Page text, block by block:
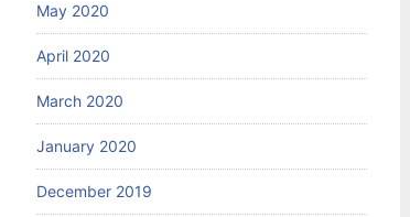
May 2020
April 2020
March 2020
January 2020
December 2019